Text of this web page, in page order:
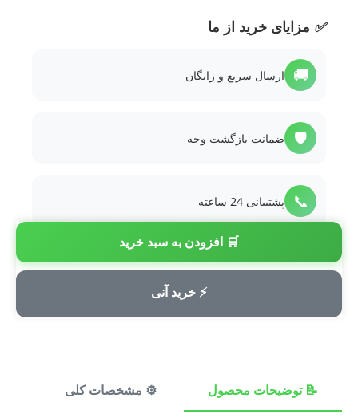
🛒 افزودن به سبد خرید
⚡ خرید آنی
✅ مزایای خرید از ما
🚚 ارسال سریع و رایگان
🛡️ ضمانت بازگشت وجه
📞 پشتیبانی 24 ساعته
💳 پرداخت امن
📝 توضیحات محصول ⚙️ مشخصات کلی